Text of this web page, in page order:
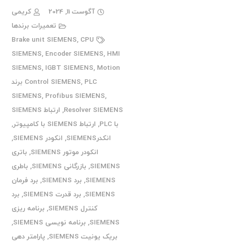
آگوست 11, 2024
کریمی
تعمیرات برندها
Brake unit SIEMENS, CPU
SIEMENS, Encoder SIEMENS, HMI
SIEMENS, IGBT SIEMENS, Motion
Control SIEMENS,
PLC برند
SIEMENS, Profibus SIEMENS,
Resolver SIEMENS
,
ارتباط SIEMENS
با PLC
, ارتباط SIEMENS با کامپیوتر
,
انکدرSIEMENS
, انکودر SIEMENS
,
انکودر موتور SIEMENS
, باتری
SIEMENS
, بازرگانی SIEMENS , باطری
SIEMENS
, برد SIEMENS , برد فرمان
SIEMENS
, برد قدرت SIEMENS , برد
کنترل SIEMENS
, برنامه ریزی
SIEMENS
, برنامه نویسی SIEMENS
,
بریک یونیت SIEMENS
, پارامتر دهی